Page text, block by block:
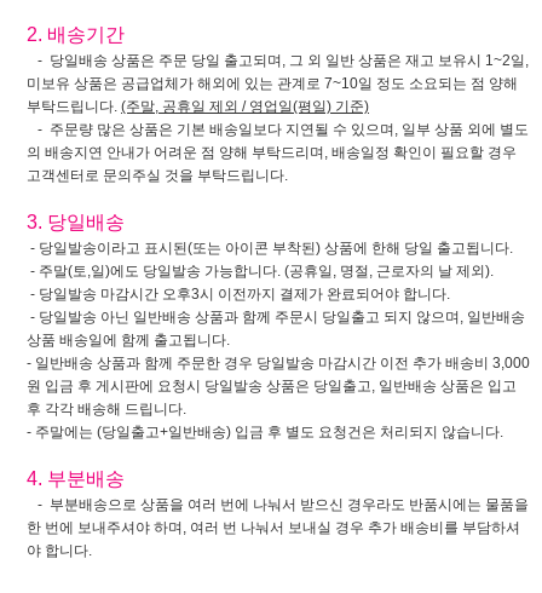
2. 배송기간
- 당일배송 상품은 주문 당일 출고되며, 그 외 일반 상품은 재고 보유시 1~2일,
미보유 상품은 공급업체가 해외에 있는 관계로 7~10일 정도 소요되는 점 양해
부탁드립니다. (주말, 공휴일 제외 / 영업일(평일) 기준)
- 주문량 많은 상품은 기본 배송일보다 지연될 수 있으며, 일부 상품 외에 별도
의 배송지연 안내가 어려운 점 양해 부탁드리며, 배송일정 확인이 필요할 경우
고객센터로 문의주실 것을 부탁드립니다.
3. 당일배송
- 당일발송이라고 표시된(또는 아이콘 부착된) 상품에 한해 당일 출고됩니다.
- 주말(토,일)에도 당일발송 가능합니다. (공휴일, 명절, 근로자의 날 제외).
- 당일발송 마감시간 오후3시 이전까지 결제가 완료되어야 합니다.
- 당일발송 아닌 일반배송 상품과 함께 주문시 당일출고 되지 않으며, 일반배송
상품 배송일에 함께 출고됩니다.
- 일반배송 상품과 함께 주문한 경우 당일발송 마감시간 이전 추가 배송비 3,000
원 입금 후 게시판에 요청시 당일발송 상품은 당일출고, 일반배송 상품은 입고
후 각각 배송해 드립니다.
- 주말에는 (당일출고+일반배송) 입금 후 별도 요청건은 처리되지 않습니다.
4. 부분배송
- 부분배송으로 상품을 여러 번에 나눠서 받으신 경우라도 반품시에는 물품을
한 번에 보내주셔야 하며, 여러 번 나눠서 보내실 경우 추가 배송비를 부담하셔
야 합니다.